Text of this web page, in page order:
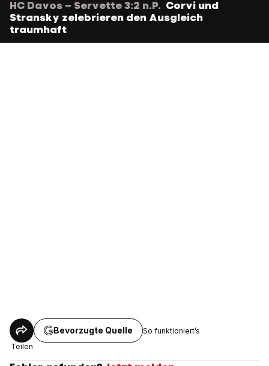
HC Davos – Servette 3:2 n.P. Corvi und
Stransky zelebrieren den Ausgleich
traumhaft
Teilen
Bevorzugte Quelle So funktioniert’s